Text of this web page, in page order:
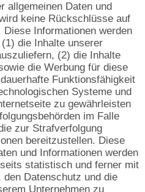
allgemeinen Daten und
keine Rückschlüsse auf
Informationen werden
die Inhalte unserer
(2) die Inhalte
die Werbung für diese
Funktionsfähigkeit
Systeme und
zu gewährleisten
im Falle
zur Strafverfolgung
bereitzustellen. Diese
und Informationen werden
statistisch und ferner mit
Datenschutz und die
Unternehmen zu